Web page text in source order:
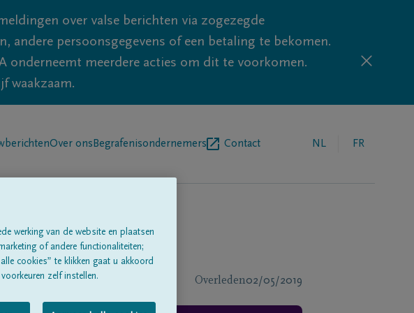
over valse berichten via zogezegde
andere persoonsgegevens of een betaling te bekomen.
onderneemt meerdere acties om dit te voorkomen.
waakzaam.
Over ons Begrafenisondernemers Contact NL FR
Overleden02/05/2019
werking van de website en plaatsen
of andere functionaliteiten;
cookies” te klikken gaat u akkoord
zelf instellen.